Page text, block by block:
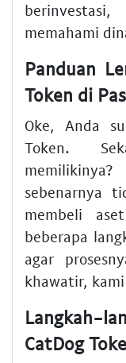
memahami
Panduan
Token di
Oke, Anda
Token.
sebenarnya
membeli
beberapa
agar
khawatir,
Langkah-
CatDog